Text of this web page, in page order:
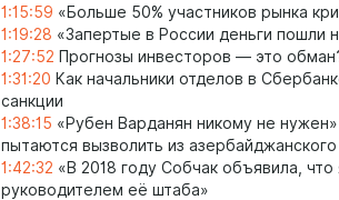
1:15:59 «Больше 50% участников рынка
1:19:28 «Запертые в России деньги пошли
1:27:52 Прогнозы инвесторов — это
1:31:20 Как начальники отделов в
санкции
1:38:15 «Рубен Варданян никому не
пытаются вызволить из
1:42:32 «В 2018 году Собчак объявила, что
руководителем её штаба»